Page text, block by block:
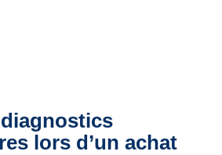
lors d’un achat